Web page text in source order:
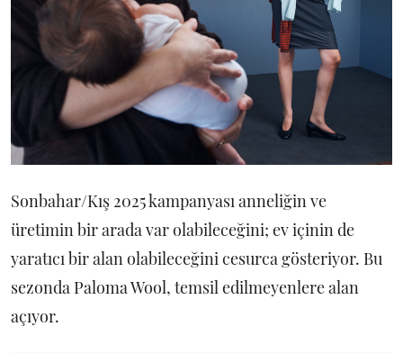
Sonbahar/Kış 2025 kampanyası anneliğin ve
üretimin bir arada var olabileceğini; ev içinin de
yaratıcı bir alan olabileceğini cesurca gösteriyor. Bu
sezonda Paloma Wool, temsil edilmeyenlere alan
açıyor.